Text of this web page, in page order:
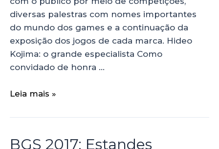
diversas palestras com nomes importantes
do mundo dos games e a continuação da
exposição dos jogos de cada marca. Hideo
Kojima: o grande especialista Como
convidado de honra …
Leia mais »
BGS 2017: Estandes